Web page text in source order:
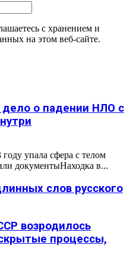
с хранением и
на этом веб-сайте.
дело о падении НЛО с
упала сфера с телом
документыНаходка в...
слов русского
возродилось
процессы,